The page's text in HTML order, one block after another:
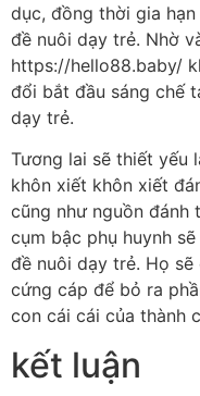
dục, đồng thời gia
đề nuôi dạy trẻ. Nhờ
https://hello88.baby/
đổi bắt đầu sáng chế
dạy trẻ.
Tương lai sẽ thiết yếu
khôn xiết khôn xiết
cũng như nguồn
cụm bậc phụ huynh
đề nuôi dạy trẻ. Họ
cứng cáp để bỏ ra
con cái cái của thành
kết luận